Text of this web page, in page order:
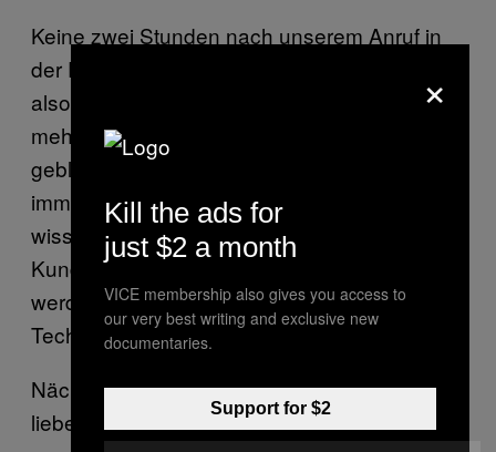
Keine zwei Stunden nach unserem Anruf in
der Presseabteilung war das Produkt dann
also tatsächlich offline, obwohl es zuvor trotz
mehrfacher Hinweise eine Woche online
geblieben war. Wieso, wissen wir leider
immer noch nicht. Genauso wenig, wie wir
wissen, ob Mitarbeitende in der Amazon-
Kundenbetreuung für solche Fälle geschult
werden oder wieso die “intelligenten
Technologien” offenbar nichts bringen.
Nächstes Mal hätten wir unsere Antworten
lieber per Prime zugestellt.
×
Kill the ads for
just $2 a month
VICE membership also gives you access to
our very best writing and exclusive new
documentaries.
Support for $2